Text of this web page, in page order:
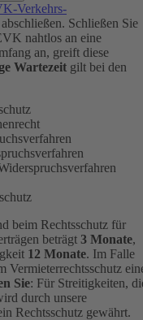
Verkehrs-
Schließen Sie
nahtlos an eine
an, greift diese
Wartezeit gilt bei den
beim Rechtsschutz für
beträgt 3 Monate,
12 Monate. Im Falle
Vermieterrechtsschutz
Sie: Für Streitigkeiten,
durch unsere
Rechtsschutz gewährt.